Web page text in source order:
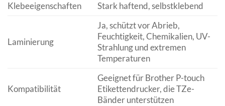
Klebeeigenschaften
Stark haftend, selbstklebend
Laminierung
Ja, schützt vor Abrieb,
Feuchtigkeit, Chemikalien, UV-
Strahlung und extremen
Temperaturen
Kompatibilität
Geeignet für Brother P-touch
Etikettendrucker, die TZe-
Bänder unterstützen